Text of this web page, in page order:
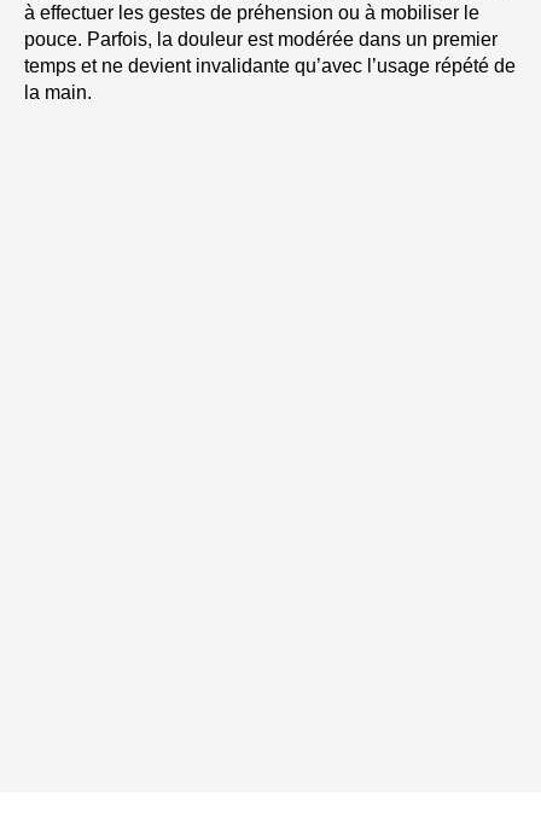
à effectuer les gestes de préhension ou à mobiliser le
pouce. Parfois, la douleur est modérée dans un premier
temps et ne devient invalidante qu’avec l’usage répété de
la main.